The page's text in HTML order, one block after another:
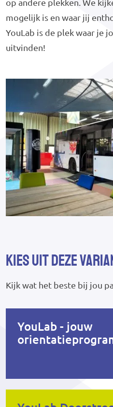
op andere plekken. We
mogelijk is en waar jij
YouLab is de plek waar je
uitvinden!
Kies uit deze
Kijk wat het beste bij jou
YouLab - jouw